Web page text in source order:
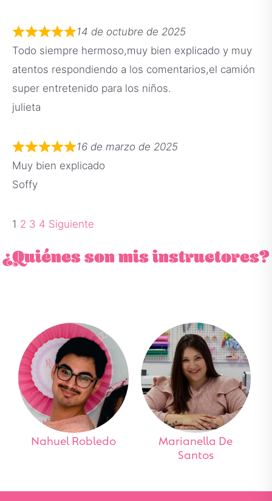
14 de octubre de 2025
Todo siempre hermoso,muy bien explicado y muy
atentos respondiendo a los comentarios,el camión
super entretenido para los niños.
julieta
16 de marzo de 2025
Muy bien explicado
Soffy
1 2 3 4 Siguiente
¿Quiénes son mis instructores?
Nahuel Robledo
Marianella De
Santos